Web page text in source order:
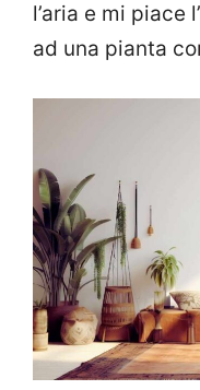
l’aria e mi piace
ad una pianta